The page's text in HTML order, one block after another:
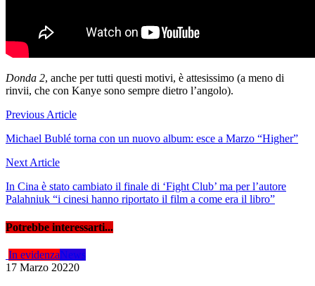
Donda 2, anche per tutti questi motivi, è attesissimo (a meno di
rinvii, che con Kanye sono sempre dietro l’angolo).
Navigazione
articoli
Previous Article
Michael Bublé torna con un nuovo album: esce a Marzo “Higher”
Next Article
In Cina è stato cambiato il finale di ‘Fight Club’ ma per l’autore
Palahniuk “i cinesi hanno riportato il film a come era il libro”
Potrebbe interessarti...
In evidenzaNews
17 Marzo 20220